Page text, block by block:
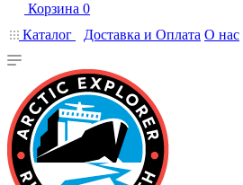
Корзина 0
Каталог
Доставка и Оплата О нас